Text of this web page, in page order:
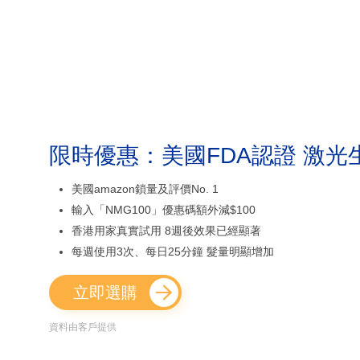
限時優惠：美國FDA認證 激光
美國amazon鎖量及評價No. 1
輸入「NMG100」優惠碼額外減$100
香港用家真實試用 8週後效果已經顯著
每週使用3次、每日25分鐘 髮量明顯增加
立即選購
資料由客戶提供